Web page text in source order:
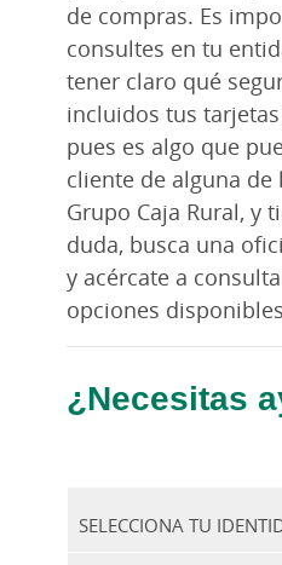
de compras. Es
consultes en tu
tener claro qué
incluidos tus
pues es algo que
cliente de alguna de
Grupo Caja Rural, y
duda, busca una
y acércate a
opciones
¿Necesitas
SELECCIONA TU